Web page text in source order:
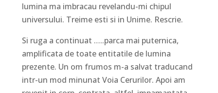
lumina ma imbracau revelandu-mi chipul
universului. Treime esti si in Unime. Rescrie.
Si ruga a continuat …..parca mai puternica,
amplificata de toate entitatile de lumina
prezente. Un om frumos m-a salvat traducand
intr-un mod minunat Voia Cerurilor. Apoi am